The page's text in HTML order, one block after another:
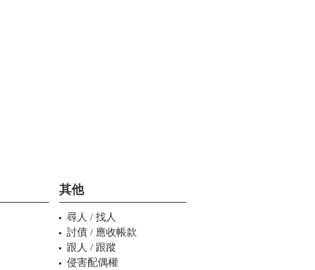
其他
尋人 / 找人
討債 / 應收帳款
跟人 / 跟蹤
侵害配偶權